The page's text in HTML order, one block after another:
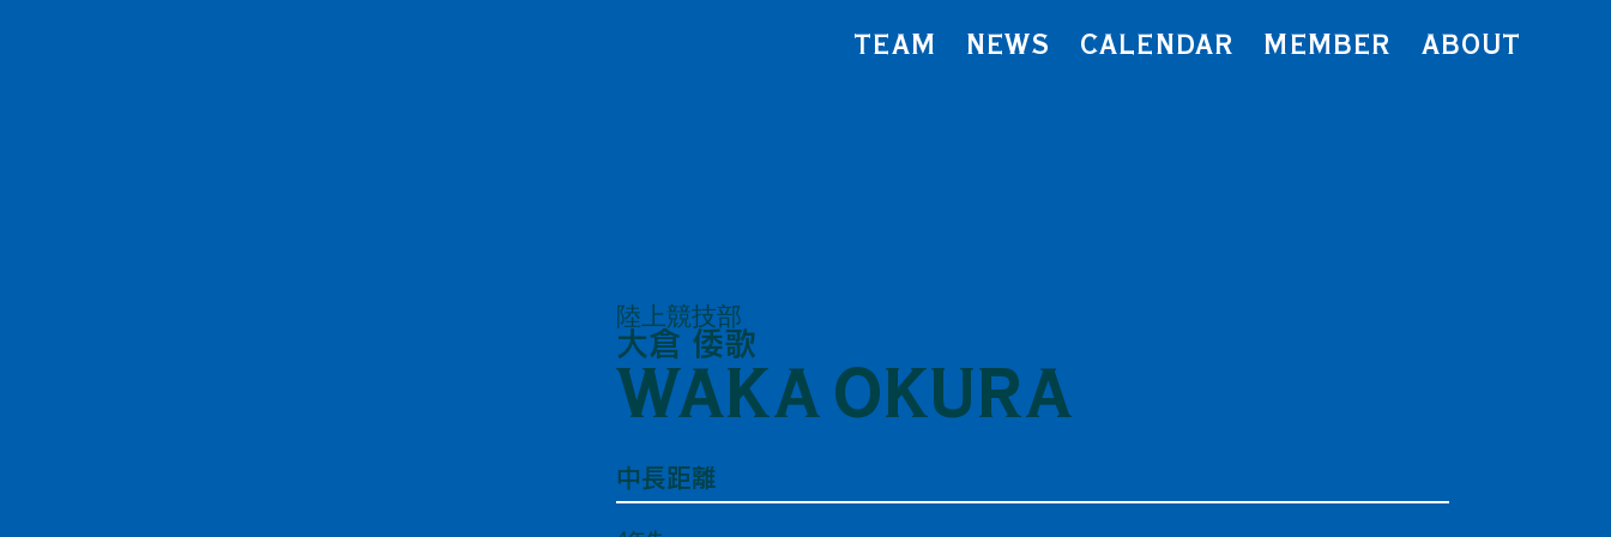
TEAM NEWS CALENDAR MEMBER ABOUT
陸上競技部
大倉 倭歌
WAKA OKURA
中長距離